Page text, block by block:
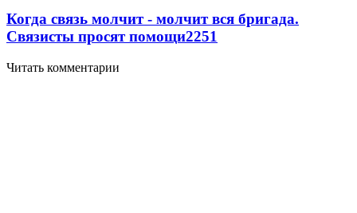
Когда связь молчит - молчит вся бригада.
Связисты просят помощи2251
Читать комментарии